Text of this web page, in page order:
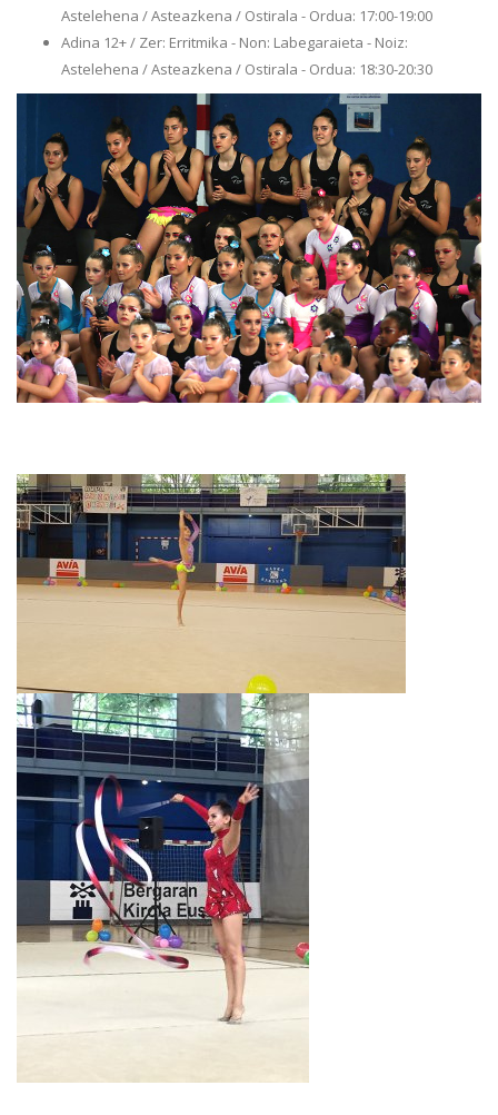
Astelehena / Asteazkena / Ostirala - Ordua: 17:00-19:00
Adina 12+ / Zer: Erritmika - Non: Labegaraieta - Noiz:
Astelehena / Asteazkena / Ostirala - Ordua: 18:30-20:30